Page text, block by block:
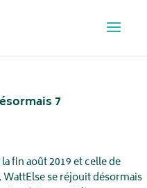
7
fin août 2019 et celle de
se réjouit désormais